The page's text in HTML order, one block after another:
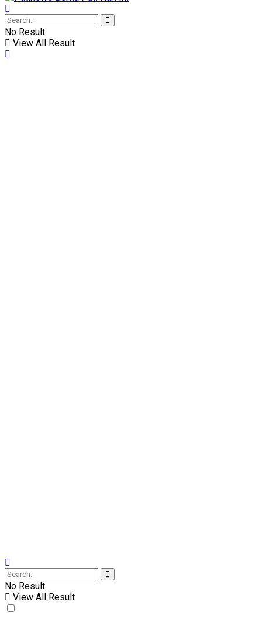
No Result
View All Result
No Result
View All Result